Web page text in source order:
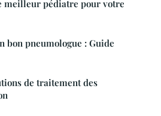
meilleur pédiatre pour votre
bon pneumologue : Guide
de traitement des